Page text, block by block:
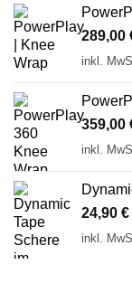
289,00
inkl.
359,00
inkl.
24,90 €
inkl.